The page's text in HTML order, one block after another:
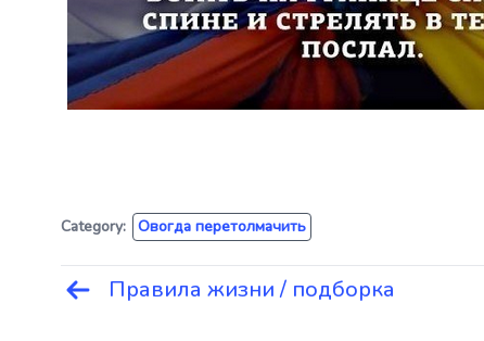
Category: Овогда перетолмачить
Навигация
Правила жизни / подборка